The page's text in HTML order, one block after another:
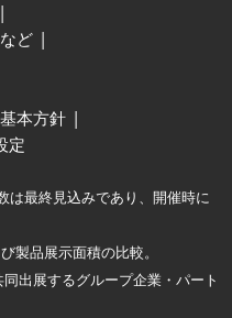
ど
本方針
定
は最終見込みであり、開催時に
製品展示面積の比較。
出展するグループ企業・パート